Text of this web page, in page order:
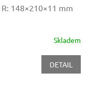
R: 148×210×11 mm
Skladem
DETAIL